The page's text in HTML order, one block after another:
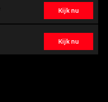
Kijk nu
Kijk nu